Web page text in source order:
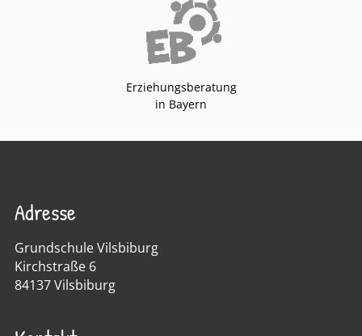
Erziehungsberatung
in Bayern
Adresse
Grundschule Vilsbiburg
Kirchstraße 6
84137 Vilsbiburg